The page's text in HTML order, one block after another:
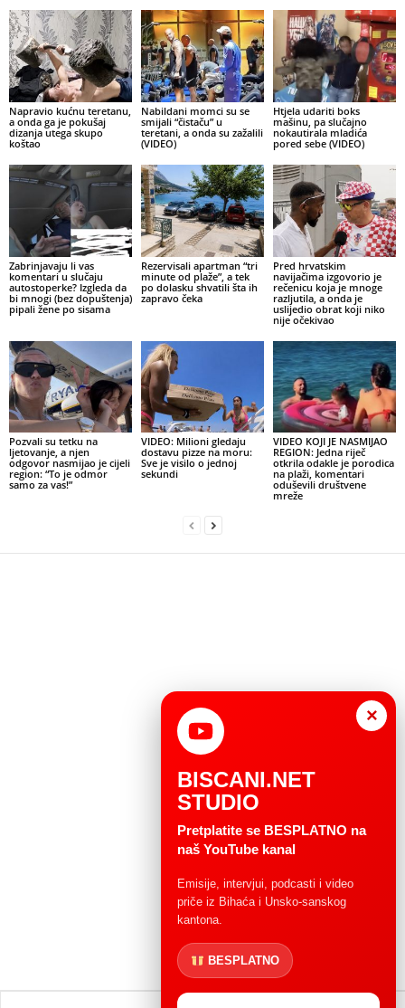
Napravio kućnu teretanu,
a onda ga je pokušaj
dizanja utega skupo
koštao
Nabildani momci su se
smijali “čistaču” u
teretani, a onda su zažalili
(VIDEO)
Htjela udariti boks
mašinu, pa slučajno
nokautirala mladića
pored sebe (VIDEO)
Zabrinjavaju li vas
komentari u slučaju
autostoperke? Izgleda da
bi mnogi (bez dopuštenja)
pipali žene po sisama
Rezervisali apartman “tri
minute od plaže”, a tek
po dolasku shvatili šta ih
zapravo čeka
Pred hrvatskim
navijačima izgovorio je
rečenicu koja je mnoge
razljutila, a onda je
uslijedio obrat koji niko
nije očekivao
Pozvali su tetku na
ljetovanje, a njen
odgovor nasmijao je cijeli
region: “To je odmor
samo za vas!”
VIDEO: Milioni gledaju
dostavu pizze na moru:
Sve je visilo o jednoj
sekundi
VIDEO KOJI JE NASMIJAO
REGION: Jedna riječ
otkrila odakle je porodica
na plaži, komentari
oduševili društvene
mreže
×
BISCANI.NET
STUDIO
Pretplatite se BESPLATNO na
naš YouTube kanal
Emisije, intervjui, podcasti i video
priče iz Bihaća i Unsko-sanskog
kantona.
BESPLATNO